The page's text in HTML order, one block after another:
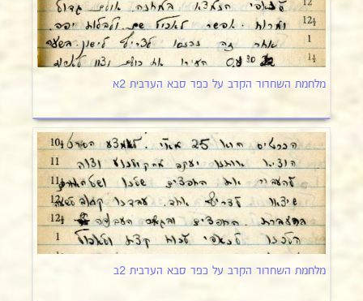
מלחמת השחרור הקרב על כפר סבא הערבית 2א
מלחמת השחרור הקרב על כפר סבא הערבית 2ב